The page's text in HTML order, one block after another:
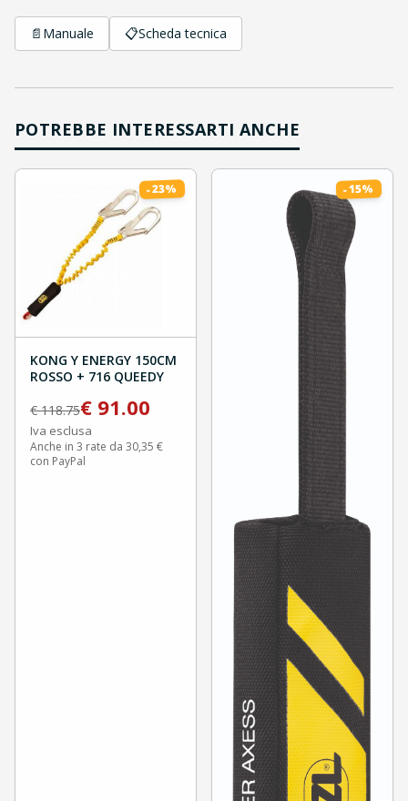
📄 Manuale 📋Scheda tecnica
POTREBBE INTERESSARTI ANCHE
-23%
KONG Y ENERGY 150CM
ROSSO + 716 QUEEDY
€118.75€ 91.00
Iva esclusa
Anche in 3 rate da 30,35 €
con PayPal
-15%